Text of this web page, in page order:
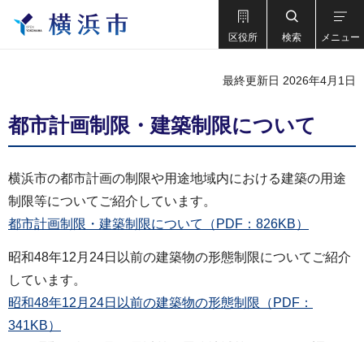
区役所 検索 メニュー
最終更新日 2026年4月1日
都市計画制限・建築制限について
横浜市の都市計画の制限や用途地域内における建築の用途
制限等についてご紹介しています。
都市計画制限・建築制限について（PDF：826KB）
昭和48年12月24日以前の建築物の形態制限についてご紹介
しています。
昭和48年12月24日以前の建築物の形態制限（PDF：
341KB）